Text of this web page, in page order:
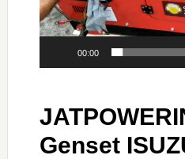
00:00
Genset